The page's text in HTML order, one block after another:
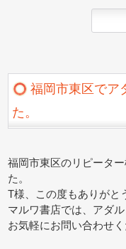
福岡市東区でア
た。
福岡市東区のリピータ
た。
T様、この度もありがと
マルワ書店では、アダ
お気軽にお問い合わせく